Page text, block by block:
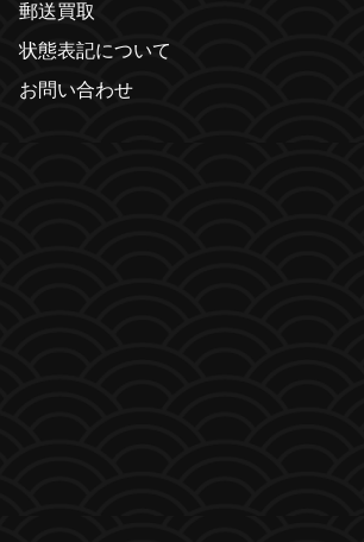
郵送買取
状態表記について
お問い合わせ